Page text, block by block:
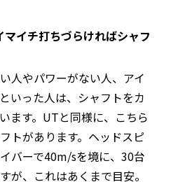
イチ打ちづらければシャフ
人やパワーがない人、アイ
いった人は、シャフトをカ
ます。UTと同様に、こちら
トがあります。ヘッドスピ
バーで40m/sを境に、30台
が、これはあくまで目安。